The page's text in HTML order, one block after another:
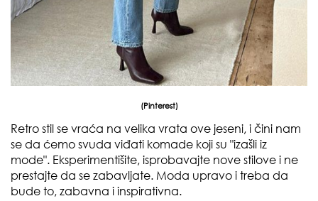
(Pinterest)
Retro stil se vraća na velika vrata ove jeseni, i čini nam
se da ćemo svuda viđati komade koji su "izašli iz
mode". Eksperimentišite, isprobavajte nove stilove i ne
prestajte da se zabavljate. Moda upravo i treba da
bude to, zabavna i inspirativna.